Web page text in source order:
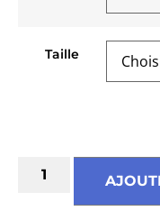
Taille